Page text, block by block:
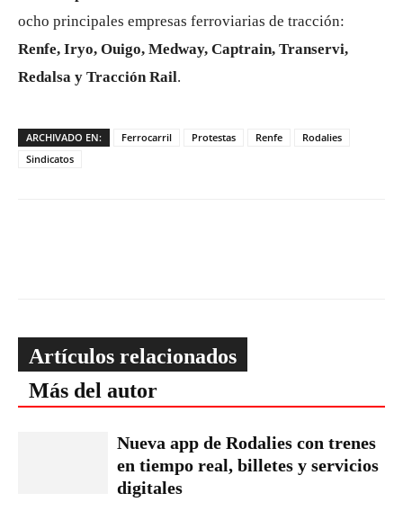
ocho principales empresas ferroviarias de tracción:
Renfe, Iryo, Ouigo, Medway, Captrain, Transervi,
Redalsa y Tracción Rail.
ARCHIVADO EN: Ferrocarril Protestas Renfe
Rodalies
Sindicatos
Artículos relacionados
Más del autor
Nueva app de Rodalies con trenes
en tiempo real, billetes y servicios
digitales